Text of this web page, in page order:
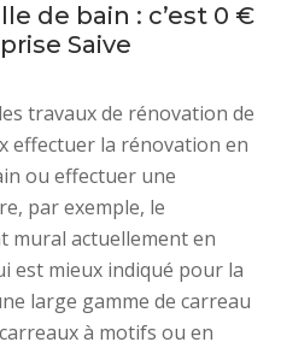
de bain : c’est 0 €
Saive
travaux de rénovation de
effectuer la rénovation en
ou effectuer une
par exemple, le
mural actuellement en
est mieux indiqué pour la
large gamme de carreau
à motifs ou en